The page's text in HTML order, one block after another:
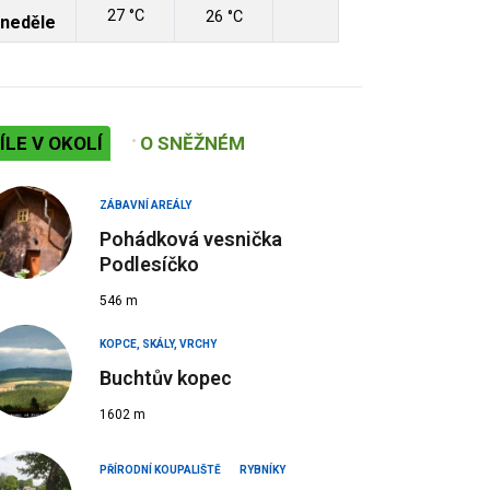
neděle 27 °C 26 °C
V OKOLÍ O SNĚŽNÉM
ZÁBAVNÍ AREÁLY
Pohádková vesnička
Podlesíčko
546 m
KOPCE, SKÁLY, VRCHY
Buchtův kopec
1602 m
PŘÍRODNÍ KOUPALIŠTĚ RYBNÍKY